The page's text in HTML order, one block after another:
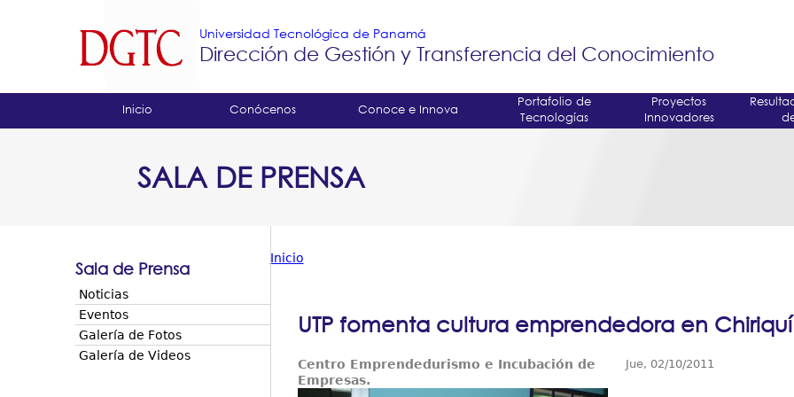
Universidad Tecnológica de Panamá
Dirección de Gestión y Transferencia del Conocimiento
Tropical
Principal
Inicio Conócenos Conoce e Innova
Portafolio de
Tecnologías
Proyectos
Innovadores
SALA DE PRENSA
está
aquí
Inicio
UTP fomenta cultura emprendedora en Chiriquí
Centro Emprendedurismo e Incubación de
Empresas.
Jue, 02/10/2011
Sala de Prensa
Noticias
Eventos
Galería de Fotos
Galería de Videos